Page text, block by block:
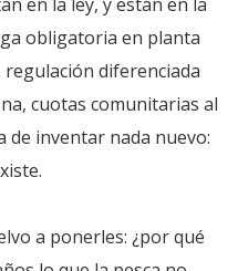
obligatoria en planta
diferenciada
cuotas comunitarias al
de inventar nada nuevo:
a ponerles: ¿por qué